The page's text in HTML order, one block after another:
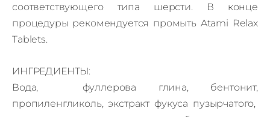
соответствующего типа шерсти.
В конце
процедуры рекомендуется промыть Atami Relax
Tablets.
ИНГРЕДИЕНТЫ:
Вода, фуллерова глина, бентонит,
пропиленгликоль, экстракт фукуса пузырчатого,